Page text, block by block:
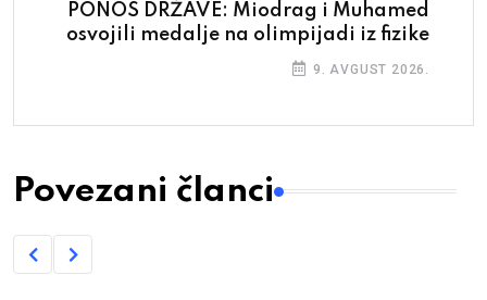
PONOS DRŽAVE: Miodrag i Muhamed
osvojili medalje na olimpijadi iz fizike
9. AVGUST 2026.
Povezani članci